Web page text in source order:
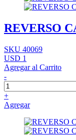
REVERSO
SKU 40069
USD 1
Agregar al Carrito
-
+
Agregar